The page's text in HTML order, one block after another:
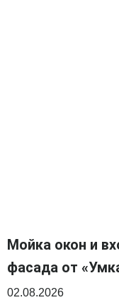
Мойка окон и
фасада от
02.08.2026